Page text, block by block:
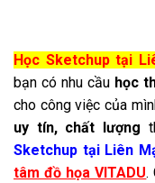
Học Sketchup tại
bạn có nhu cầu học
cho công việc của
uy tín, chất lượng
Sketchup tại Liên
tâm đồ họa VITADU.